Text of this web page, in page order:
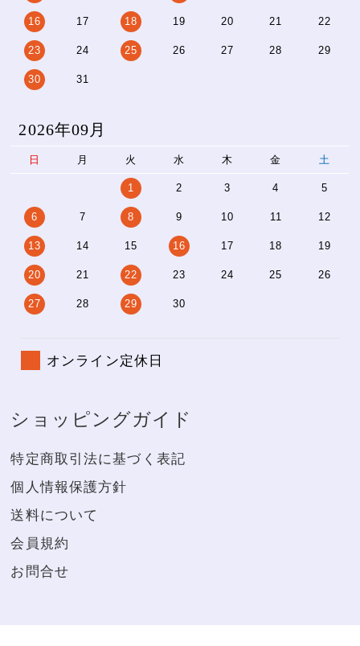
16 17 18 19 20 21 22
23 24 25 26 27 28 29
30 31
2026年09月
日 月 火 水 木 金 土
1 2 3 4 5
6 7 8 9 10 11 12
13 14 15 16 17 18 19
20 21 22 23 24 25 26
27 28 29 30
オンライン定休日
ショッピングガイド
特定商取引法に基づく表記
個人情報保護方針
送料について
会員規約
お問合せ